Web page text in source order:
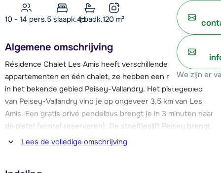
We zijn er
10 - 14 pers.5 slaapk.4 badk.120 m²
Algemene omschrijving
Résidence Chalet Les Amis heeft verschillende
appartementen en één chalet, ze hebben een rustig ligging
in het bekende gebied Peisey-Vallandry. Het pistegebied
van Peisey-Vallandry vind je op ongeveer 3,5 km van Les
Amis. Een gratis privé pendelbus brengt je in 3 minuten naar
de piste! (vooraf reserveren). De stoeltjeslift Peisey brengt
je het spectaculaire skigebied van Les Arcs in en de grote
Lees de volledige omschrijving